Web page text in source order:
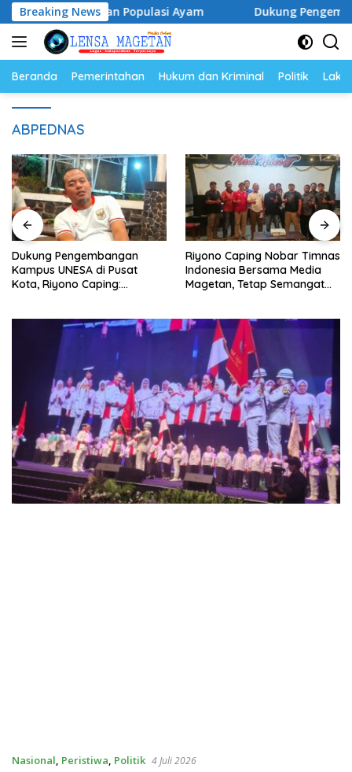
Langsung
ke
konten
Breaking News
Telur dan Populasi Ayam Dukung Pengembangan
Beranda Pemerintahan Hukum dan Kriminal Politik
ABPEDNAS
Dukung Pengembangan
Kampus UNESA di Pusat
Kota, Riyono Caping:
Riyono Caping Nobar Timnas
Indonesia Bersama Media
Magetan, Tetap Semangat
Nasional, Peristiwa, Politik 4 Juli 2026